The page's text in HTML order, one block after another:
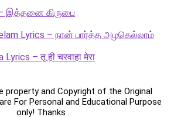
– இத்தனை கிருபை
Lyrics – நான் பார்த்த அழகெல்லாம்
– तू ही चरवाहा मेरा
property and Copyright of the Original
For Personal and Educational Purpose
only! Thanks .